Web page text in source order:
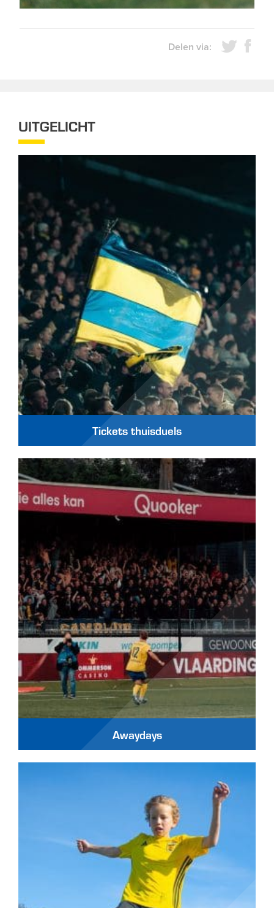
Delen via:
UITGELICHT
Tickets thuisduels
Awaydays